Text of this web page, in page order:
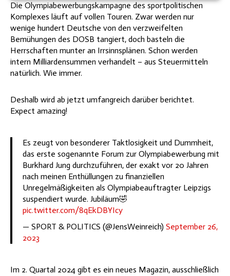
Die Olympiabewerbungskampagne des sportpolitischen
Komplexes läuft auf vollen Touren. Zwar werden nur
wenige hundert Deutsche von den verzweifelten
Bemühungen des DOSB tangiert, doch basteln die
Herrschaften munter an Irrsinnsplänen. Schon werden
intern Milliardensummen verhandelt – aus Steuermitteln
natürlich. Wie immer.
Deshalb wird ab jetzt umfangreich darüber berichtet.
Expect amazing!
Es zeugt von besonderer Taktlosigkeit und Dummheit,
das erste sogenannte Forum zur Olympiabewerbung mit
Burkhard Jung durchzuführen, der exakt vor 20 Jahren
nach meinen Enthüllungen zu finanziellen
Unregelmäßigkeiten als Olympiabeauftragter Leipzigs
suspendiert wurde. Jubiläum🤣
pic.twitter.com/8qEkDBYIcy
— SPORT & POLITICS (@JensWeinreich) September 26,
2023
Im 2. Quartal 2024 gibt es ein neues Magazin, ausschließlich